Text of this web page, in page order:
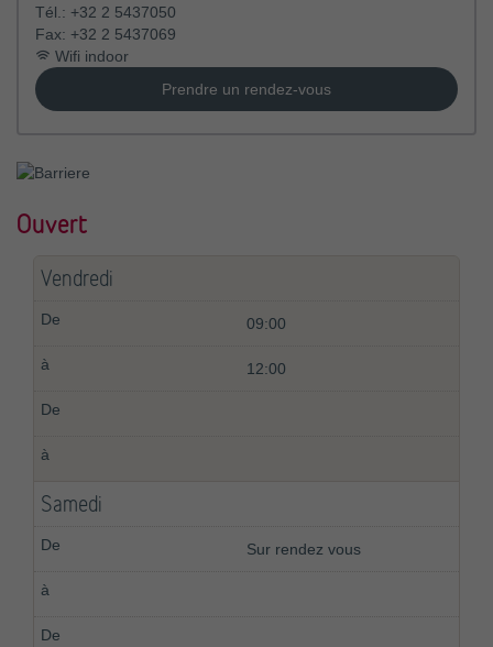
Tél.: +32 2 5437050
Fax: +32 2 5437069
Wifi indoor
Prendre un rendez-vous
Ouvert
Vendredi
09:00
12:00
Samedi
Sur rendez vous